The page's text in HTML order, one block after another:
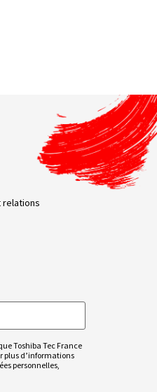
relations
Toshiba Tec France
plus d’informations
personnelles,